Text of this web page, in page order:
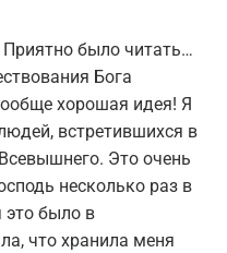
было читать…
Бога
хорошая идея! Я
встретившихся в
Это очень
несколько раз в
это было в
что хранила меня